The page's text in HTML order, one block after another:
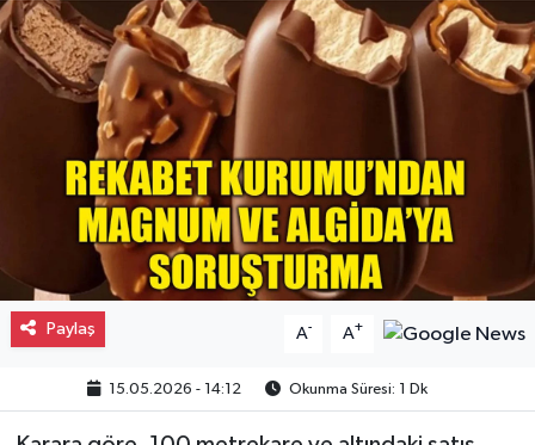
Paylaş A- A+
15.05.2026 - 14:12 Okunma Süresi: 1 Dk
Spor
Eğitim